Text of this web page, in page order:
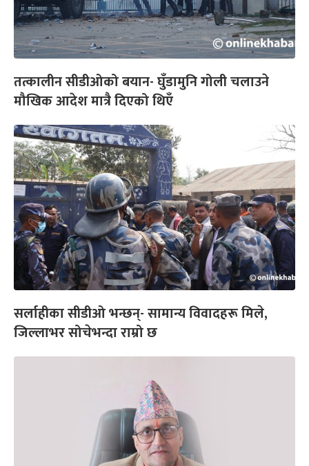
तत्कालीन सीडीओको बयान- घुँडामुनि गोली चलाउने
मौखिक आदेश मात्रै दिएको थिएँ
सर्लाहीका सीडीओ भन्छन्- सामान्य विवादहरू मिले,
जिल्लाभर सोचेभन्दा राम्रो छ